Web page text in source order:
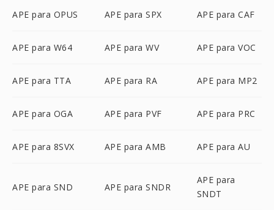
APE para OPUS APE para SPX APE para CAF
APE para W64 APE para WV APE para VOC
APE para TTA APE para RA APE para MP2
APE para OGA APE para PVF APE para PRC
APE para 8SVX APE para AMB APE para AU
APE para SND APE para SNDR
APE para
SNDT